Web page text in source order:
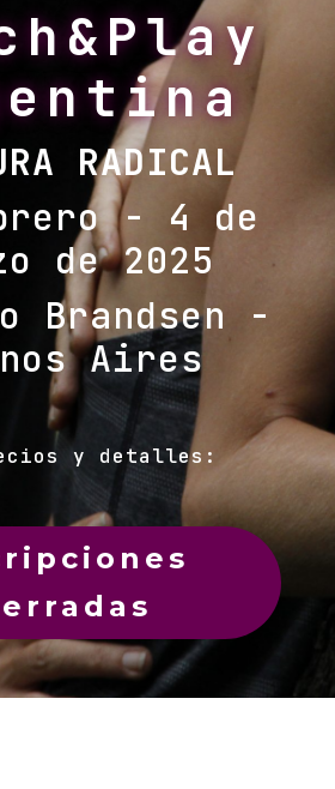
RADICAL
- 4 de
de 2025
Brandsen -
Aires
y detalles: